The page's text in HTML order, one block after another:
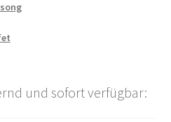
und sofort verfügbar: